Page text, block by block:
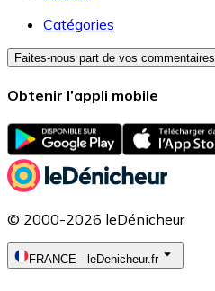
Catégories
Faites-nous part de vos commentaires
Obtenir l’appli mobile
© 2000-2026 leDénicheur
FRANCE - leDenicheur.fr